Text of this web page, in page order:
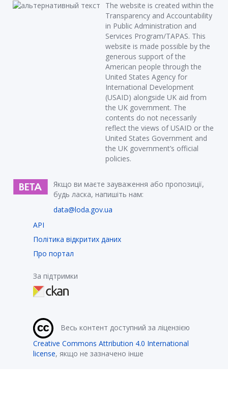
The website is created within the
Transparency and Accountability
in Public Administration and
Services Program/TAPAS. This
website is made possible by the
generous support of the
American people through the
United States Agency for
International Development
(USAID) alongside UK aid from
the UK government. The
contents do not necessarily
reflect the views of USAID or the
United States Government and
the UK government’s official
policies.
Якщо ви маєте зауваження або пропозиції,
будь ласка, напишіть нам:
data@loda.gov.ua
API
Політика відкритих даних
Про портал
За підтримки
Весь контент доступний за ліцензією
Creative Commons Attribution 4.0 International
license, якщо не зазначено інше